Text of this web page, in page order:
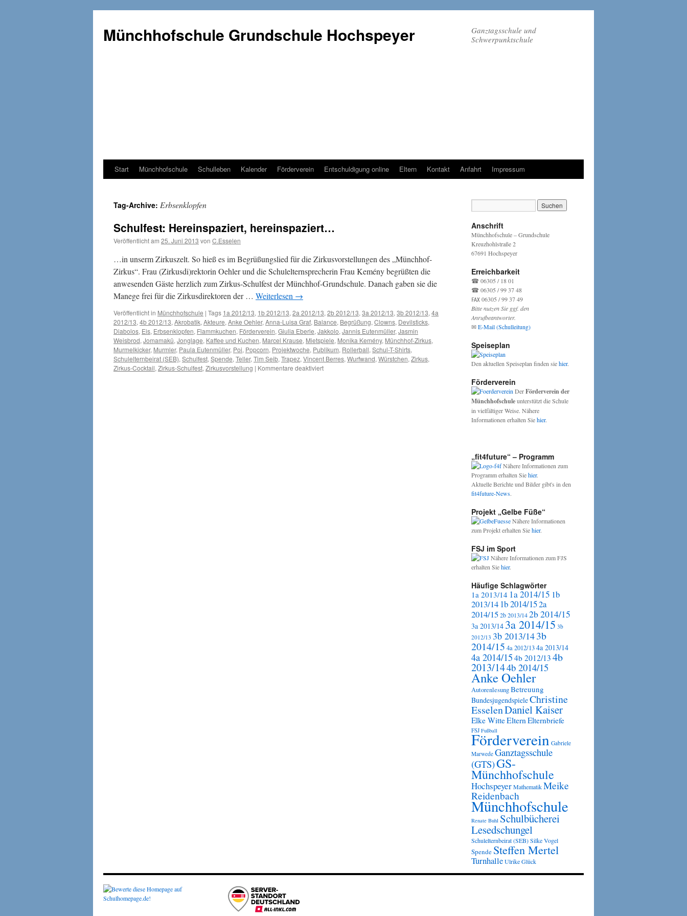
Münchhofschule Grundschule Hochspeyer
Ganztagsschule und
Schwerpunktschule
Weiter
Content
Start Münchhofschule Schulleben Kalender Förderverein Entschuldigung online Eltern Kontakt Anfahrt Impressum
Tag-Archive: Erbsenklopfen
Schulfest: Hereinspaziert, hereinspaziert…
Veröffentlicht am 25. Juni 2013 von C.Esselen
…in unserm Zirkuszelt. So hieß es im Begrüßungslied für die Zirkusvorstellungen des „Münchhof-
Zirkus“. Frau (Zirkusdi)rektorin Oehler und die Schulelternsprecherin Frau Kemény begrüßten die
anwesenden Gäste herzlich zum Zirkus-Schulfest der Münchhof-Grundschule. Danach gaben sie die
Manege frei für die Zirkusdirektoren der … Weiterlesen →
Veröffentlicht in Münchhofschule | Tags 1a 2012/13, 1b 2012/13, 2a 2012/13, 2b 2012/13, 3a 2012/13, 3b 2012/13, 4a
2012/13, 4b 2012/13, Akrobatik, Akteure, Anke Oehler, Anna-Luisa Graf, Balance, Begrüßung, Clowns, Devilsticks,
Diabolos, Eis, Erbsenklopfen, Flammkuchen, Förderverein, Giulia Eberle, Jakkolo, Jannis Eutenmüller, Jasmin
Weisbrod, Jomamakü, Jonglage, Kaffee und Kuchen, Marcel Krause, Mietspiele, Monika Kemény, Münchhof-Zirkus,
Murmelkicker, Murmler, Paula Eutenmüller, Poi, Popcorn, Projektwoche, Publikum, Rollerball, Schul-T-Shirts,
Schulelternbeirat (SEB), Schulfest, Spende, Teller, Tim Seib, Trapez, Vincent Berres, Wurfwand, Würstchen, Zirkus,
Zirkus-Cocktail, Zirkus-Schulfest, Zirkusvorstellung | Kommentare deaktiviertfür
Anschrift
Münchhofschule – Grundschule
Kreuzhohlstraße 2
67691 Hochspeyer
Erreichbarkeit
☎ 06305 / 18 01
☎ 06305 / 99 37 48
℻ 06305 / 99 37 49
Bitte nutzen Sie ggf. den
Anrufbeantworter.
✉E-Mail (Schulleitung)
Speiseplan
Den aktuellen Speiseplan finden siehier.
Förderverein
DerFörderverein der
Münchhofschuleunterstützt die Schule
in vielfältiger Weise. Nähere
Informationen erhalten Siehier.
„fit4future“ – Programm
Nähere Informationen zum
Programm erhalten Siehier.
Aktuelle Berichte und Bilder gibt's in den
fit4future-News.
Projekt „Gelbe Füße“
Nähere Informationen
zum Projekt erhalten Siehier.
FSJ im Sport
Nähere Informationen zum FJS
erhalten Siehier.
Häufige Schlagwörter
1a 2013/14 1a 2014/15 1b
2013/14 1b 2014/152a
2014/152b 2013/142b 2014/15
3a 2013/14 3a 2014/15 3b
2012/13 3b 2013/143b
2014/15 4a 2012/134a 2013/14
4a 2014/15 4b 2012/13 4b
2013/144b 2014/15
Anke Oehler
AutorenlesungBetreuung
BundesjugendspieleChristine
EsselenDaniel Kaiser
Elke WitteEltern Elternbriefe
FSJ Fußball
Förderverein Gabriele
Marwede Ganztagsschule
(GTS)GS-
Münchhofschule
HochspeyerMathematikMeike
Reidenbach
Münchhofschule
Renate Buhl Schulbücherei
Lesedschungel
Schulelternbeirat (SEB)Silke Vogel
Spende Steffen Mertel
TurnhalleUlrike Glück